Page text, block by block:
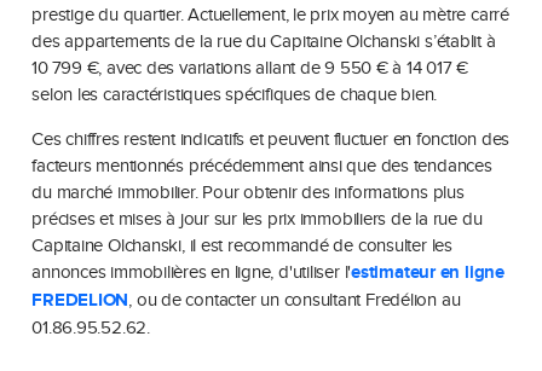
prestige du quartier. Actuellement, le prix moyen au mètre carré
des appartements de la rue du Capitaine Olchanski s’établit à
10 799 €, avec des variations allant de9 550 € à 14 017 €
selon les caractéristiques spécifiques de chaque bien.
Ces chiffres restent indicatifs et peuvent fluctuer en fonction des
facteurs mentionnés précédemment ainsi que des tendances
du marché immobilier. Pour obtenir des informations plus
précises et mises à jour sur les prix immobiliers de la rue du
Capitaine Olchanski, il est recommandé de consulter les
annonces immobilières en ligne, d'utiliser l'estimateur en ligne
FREDELION, ou de contacter un consultant Fredélion au
01.86.95.52.62.